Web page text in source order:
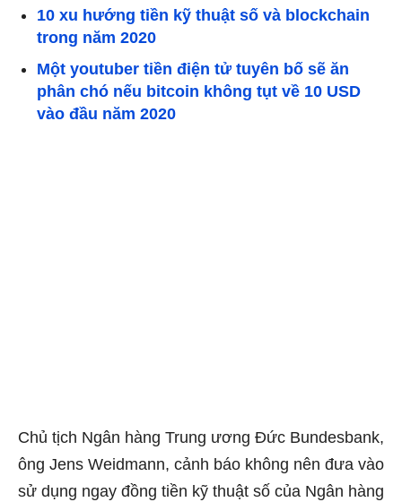
10 xu hướng tiền kỹ thuật số và blockchain
trong năm 2020
Một youtuber tiền điện tử tuyên bố sẽ ăn
phân chó nếu bitcoin không tụt về 10 USD
vào đầu năm 2020
Chủ tịch Ngân hàng Trung ương Đức Bundesbank,
ông Jens Weidmann, cảnh báo không nên đưa vào
sử dụng ngay đồng tiền kỹ thuật số của Ngân hàng